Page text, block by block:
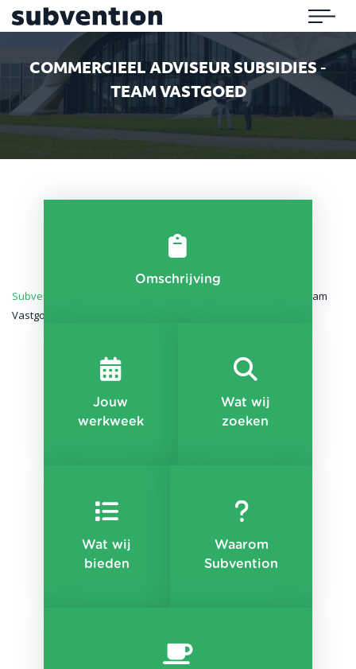
Subvention Menu
COMMERCIEEL ADVISEUR SUBSIDIES -
TEAM VASTGOED
Subvention
Commercieel adviseur subsidies – Team
Vastgoed
Omschrijving
Jouw
werkweek
Wat wij
zoeken
Wat wij
bieden
Waarom
Subvention